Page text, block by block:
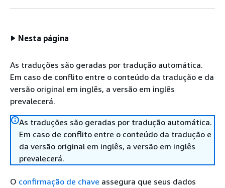
Nesta página
As traduções são geradas por tradução automática.
Em caso de conflito entre o conteúdo da tradução e da
versão original em inglês, a versão em inglês
prevalecerá.
As traduções são geradas por tradução automática.
Em caso de conflito entre o conteúdo da tradução e
da versão original em inglês, a versão em inglês
prevalecerá.
O confirmação de chave assegura que seus dados